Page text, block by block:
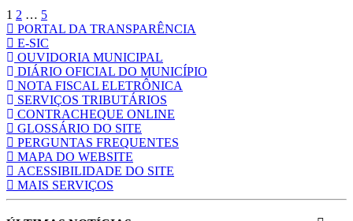
1 2 … 5
PORTAL DA TRANSPARÊNCIA
E-SIC
OUVIDORIA MUNICIPAL
DIÁRIO OFICIAL DO MUNICÍPIO
NOTA FISCAL ELETRÔNICA
SERVIÇOS TRIBUTÁRIOS
CONTRACHEQUE ONLINE
GLOSSÁRIO DO SITE
PERGUNTAS FREQUENTES
MAPA DO WEBSITE
ACESSIBILIDADE DO SITE
MAIS SERVIÇOS